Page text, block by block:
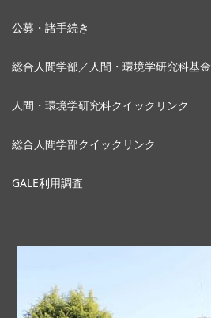
公募・諸手続き
総合人間学部／人間・環境学研究科基金
人間・環境学研究科クイックリンク
総合人間学部クイックリンク
GALE利用調査